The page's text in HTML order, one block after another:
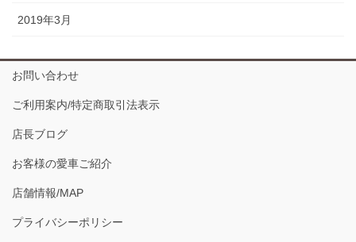
2019年3月
お問い合わせ
ご利用案内/特定商取引法表示
店長ブログ
お客様の愛車ご紹介
店舗情報/MAP
プライバシーポリシー